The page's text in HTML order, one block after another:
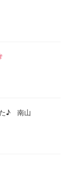
た♪ 南山